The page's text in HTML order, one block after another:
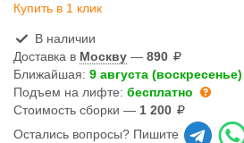
Купить в 1 клик
В наличии
Доставка в Москву — 890
Ближайшая: 9 августа (воскресенье)
Подъем на лифте: бесплатно
Стоимость сборки — 1 200
Остались вопросы? Пишите